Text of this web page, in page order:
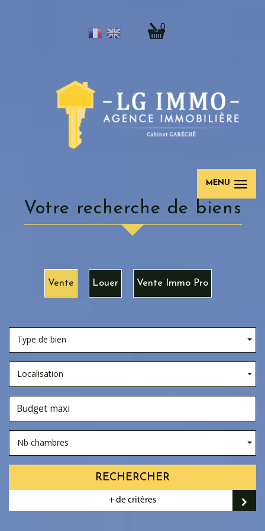
0
MENU
votre recherche de biens
Vente Louer Vente Immo Pro
Type de bien
Localisation
Nb chambres
RECHERCHER
+ de critères